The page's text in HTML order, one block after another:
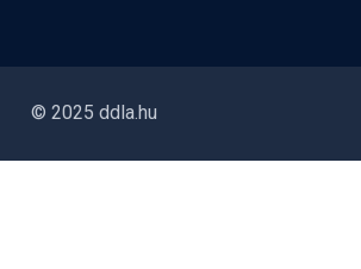
© 2025 ddla.hu